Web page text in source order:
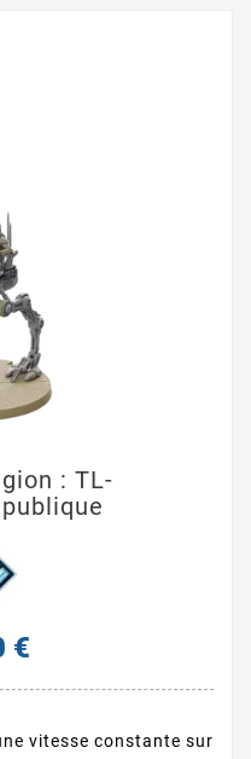
: TL-
€
vitesse constante sur